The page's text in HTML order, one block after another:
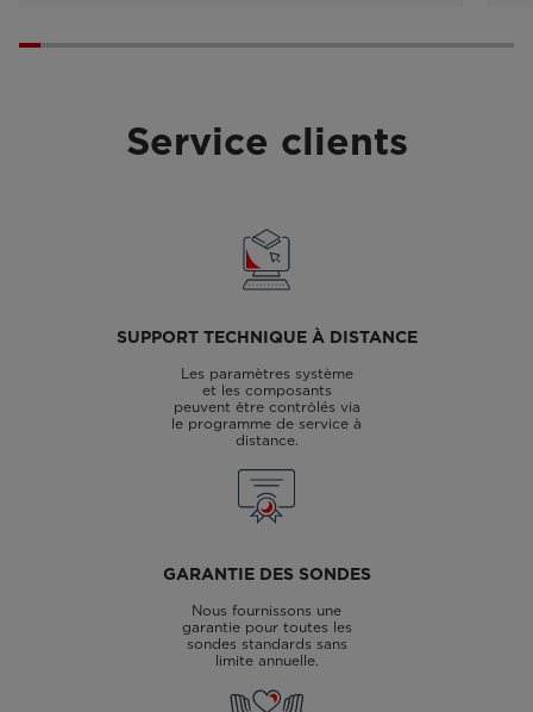
Service clients
SUPPORT TECHNIQUE À DISTANCE
Les paramètres système
et les composants
peuvent être contrôlés via
le programme de service à
distance.
GARANTIE DES SONDES
Nous fournissons une
garantie pour toutes les
sondes standards sans
limite annuelle.